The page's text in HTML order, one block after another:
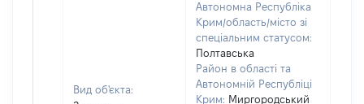
Вид об'єкта:
Автономна Республіка
Крим/область/місто зі
спеціальним статусом:
Полтавська
Район в області та
Автономній Республіці
Крим: Миргородський